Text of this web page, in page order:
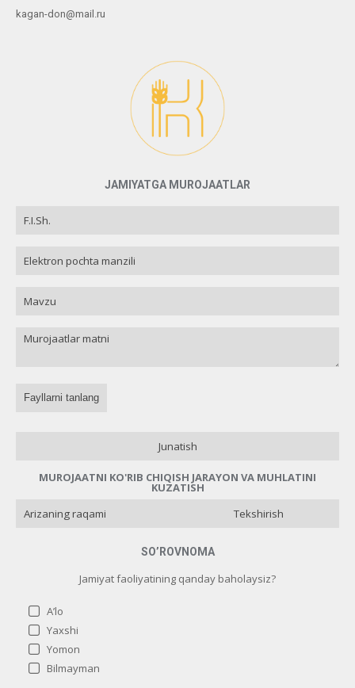
kagan-don@mail.ru
JAMIYATGA MUROJAATLAR
Fayllarni tanlang
Junatish
MUROJAATNI KO'RIB CHIQISH JARAYON VA MUHLATINI
KUZATISH
Tekshirish
SO’ROVNOMA
Jamiyat faoliyatining qanday baholaysiz?
A’lo
Yaxshi
Yomon
Bilmayman